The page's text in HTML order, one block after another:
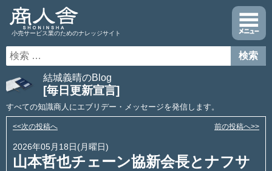
小売サービス業のためのナレッジサイト
結城義晴のBlog
[毎日更新宣言]
すべての知識商人にエブリデー・メッセージを発信します。
<<次の投稿へ 前の投稿へ>>
2026年05月18日(月曜日)
山本哲也チェーン協新会長とナフサ